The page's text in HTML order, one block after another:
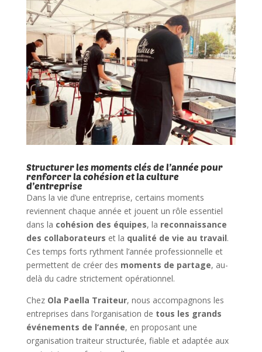
Structurer les moments clés de l’année pour
renforcer la cohésion et la culture
d’entreprise
Dans la vie d’une entreprise, certains moments
reviennent chaque année et jouent un rôle essentiel
dans la cohésion des équipes, la reconnaissance
des collaborateurs et la qualité de vie au travail.
Ces temps forts rythment l’année professionnelle et
permettent de créer des moments de partage, au-
delà du cadre strictement opérationnel.
Chez Ola Paella Traiteur, nous accompagnons les
entreprises dans l’organisation de tous les grands
événements de l’année, en proposant une
organisation traiteur structurée, fiable et adaptée aux